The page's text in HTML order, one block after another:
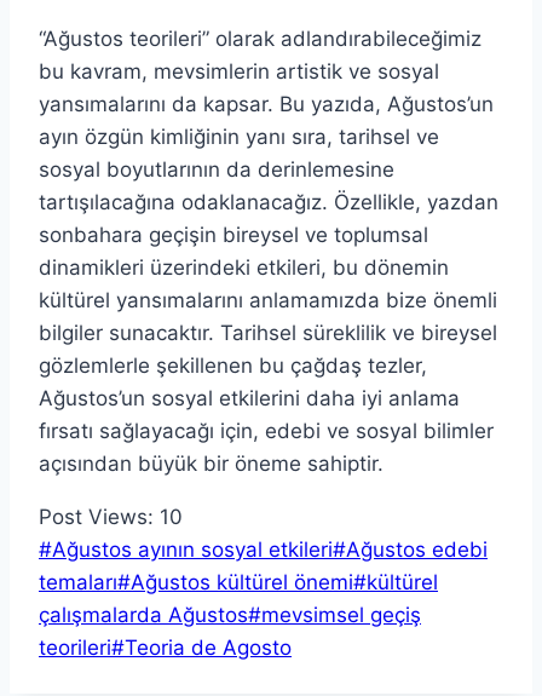
“Ağustos teorileri” olarak adlandırabileceğimiz
bu kavram, mevsimlerin artistik ve sosyal
yansımalarını da kapsar. Bu yazıda, Ağustos’un
ayın özgün kimliğinin yanı sıra, tarihsel ve
sosyal boyutlarının da derinlemesine
tartışılacağına odaklanacağız. Özellikle, yazdan
sonbahara geçişin bireysel ve toplumsal
dinamikleri üzerindeki etkileri, bu dönemin
kültürel yansımalarını anlamamızda bize önemli
bilgiler sunacaktır. Tarihsel süreklilik ve bireysel
gözlemlerle şekillenen bu çağdaş tezler,
Ağustos’un sosyal etkilerini daha iyi anlama
fırsatı sağlayacağı için, edebi ve sosyal bilimler
açısından büyük bir öneme sahiptir.
Post Views: 10
Post
Tags:
#Ağustos ayının sosyal etkileri#Ağustos edebi
temaları#Ağustos kültürel önemi#kültürel
çalışmalarda Ağustos#mevsimsel geçiş
teorileri#Teoria de Agosto